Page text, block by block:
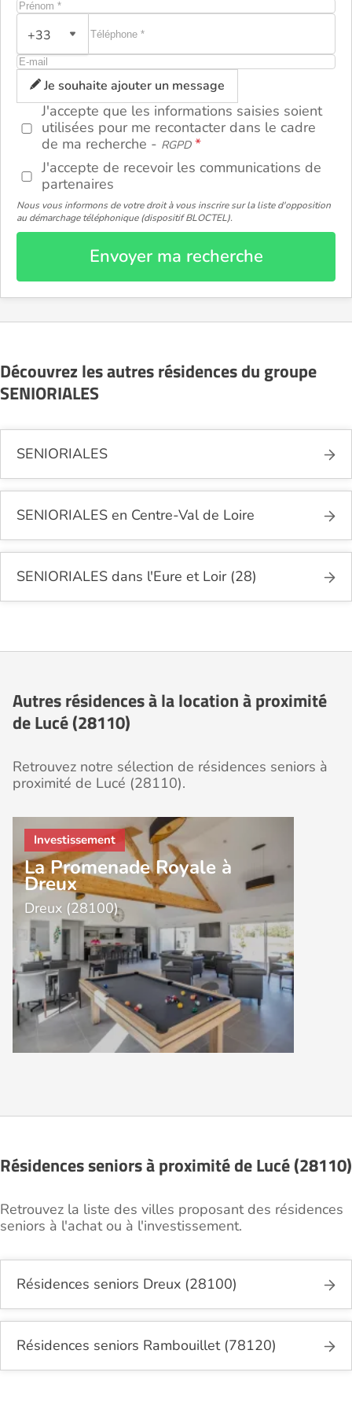
+33
Je souhaite ajouter un message
J'accepte que les informations saisies soient
utilisées pour me recontacter dans le cadre
de ma recherche - RGPD
J'accepte de recevoir les communications de
partenaires
Nous vous informons de votre droit à vous inscrire sur la liste d'opposition
au démarchage téléphonique (dispositif BLOCTEL).
Envoyer ma recherche
ou
Découvrez les autres résidences du groupe
SENIORIALES
SENIORIALES
SENIORIALES en Centre-Val de Loire
SENIORIALES dans l'Eure et Loir (28)
Autres résidences à la location à proximité
de Lucé (28110)
Retrouvez notre sélection de résidences seniors à
proximité de Lucé (28110).
La Promenade Royale à
Dreux
Dreux (28100)
Résidences seniors à proximité de Lucé (28110)
Retrouvez la liste des villes proposant des résidences
seniors à l'achat ou à l'investissement.
Résidences seniors Dreux (28100)
Résidences seniors Rambouillet (78120)